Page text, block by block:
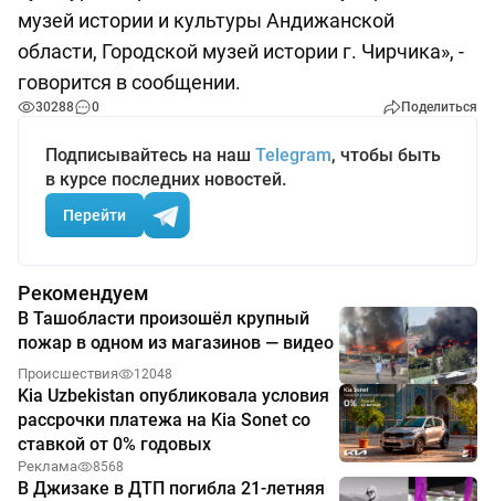
музей истории и культуры Андижанской
области, Городской музей истории г. Чирчика», -
говорится в сообщении.
30288 0 Поделиться
Подписывайтесь на наш Telegram, чтобы быть
в курсе последних новостей.
Перейти
Рекомендуем
В Ташобласти произошёл крупный
пожар в одном из магазинов — видео
Происшествия 12048
Kia Uzbekistan опубликовала условия
рассрочки платежа на Kia Sonet со
ставкой от 0% годовых
Реклама 8568
В Джизаке в ДТП погибла 21-летняя